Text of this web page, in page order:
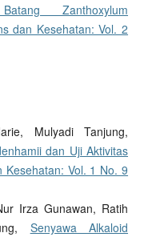
Zanthoxylum
dan Kesehatan: Vol. 2
Mulyadi Tanjung,
dan Uji Aktivitas
Kesehatan: Vol. 1 No. 9
Irza Gunawan, Ratih
Senyawa Alkaloid